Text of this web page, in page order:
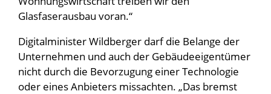
Glasfaserausbau voran.“
Digitalminister Wildberger darf die Belange der
Unternehmen und auch der Gebäudeeigentümer
nicht durch die Bevorzugung einer Technologie
oder eines Anbieters missachten. „Das bremst